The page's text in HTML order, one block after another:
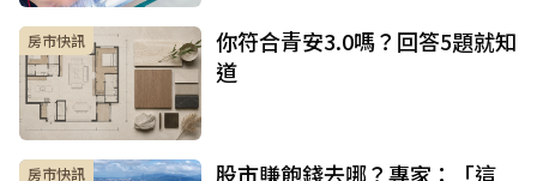
房市快訊
你符合青安3.0嗎？回答5題就知
道
房市快訊
股市賺飽錢去哪？專家：「這